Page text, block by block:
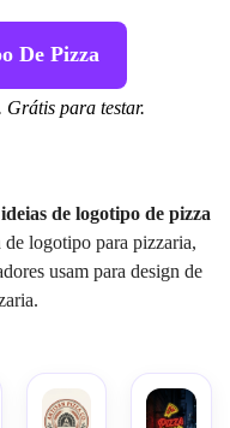
De Pizza
para testar.
ideias de logotipo de pizza
logotipo para pizzaria,
usam para design de